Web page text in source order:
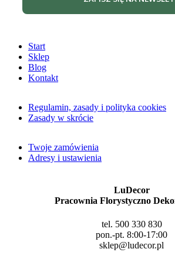
Start
Sklep
Blog
Kontakt
Regulamin, zasady i polityka cookies
Zasady w skrócie
Twoje zamówienia
Adresy i ustawienia
LuDecor
Pracownia Florystyczno
tel. 500 330 830
pon.-pt. 8:00-17:00
sklep@ludecor.pl